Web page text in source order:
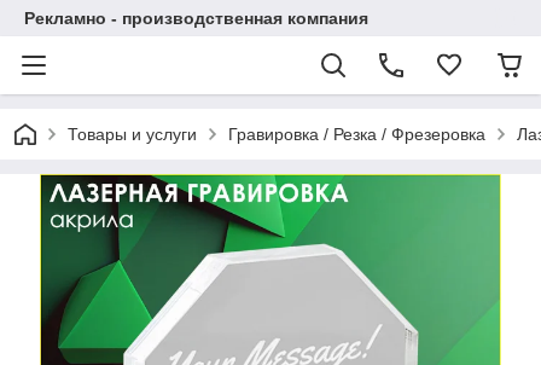
Рекламно - производственная компания
Товары и услуги Гравировка / Резка / Фрезеровка